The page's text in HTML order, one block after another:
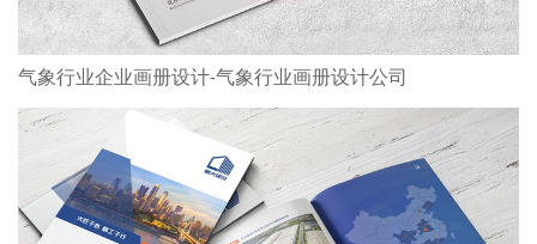
气象行业企业画册设计-气象行业画册设计公司